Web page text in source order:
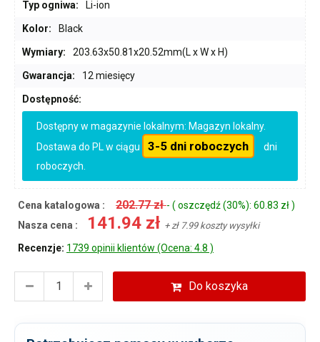
Typ ogniwa: Li-ion
Kolor: Black
Wymiary: 203.63x50.81x20.52mm(L x W x H)
Gwarancja: 12 miesięcy
Dostępność:
Dostępny w magazynie lokalnym: Magazyn lokalny.
Dostawa do PL w ciągu
3-5 dni roboczych
dni
roboczych.
Cena katalogowa : 202.77 zł- ( oszczędź (30%): 60.83 zł )
Nasza cena :
141.94 zł + zł 7.99 koszty wysyłki
Recenzje: 1739 opinii klientów (Ocena: 4.8 )
Do koszyka